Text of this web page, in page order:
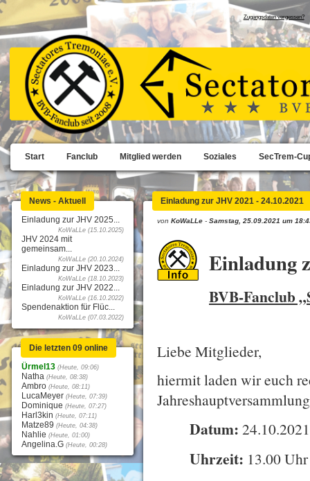
Zugangsdaten vergessen?
Start Fanclub Mitglied werden Soziales SecTrem-
News - Aktuell
Einladung zur JHV 2025...
KoWaLLe (15.10.2025)
JHV 2024 mit
gemeinsam...
KoWaLLe (20.10.2024)
Einladung zur JHV 2023...
KoWaLLe (18.10.2023)
Einladung zur JHV 2022...
KoWaLLe (16.10.2022)
Spendenaktion für Flüc...
KoWaLLe (07.03.2022)
Die letzten 09 online
Ürmel13 (Heute, 09:06)
Natha (Heute, 08:38)
Ambro (Heute, 08:11)
LucaMeyer (Heute, 07:39)
Dominique (Heute, 07:27)
Harl3kin (Heute, 07:11)
Matze89 (Heute, 04:38)
Nahlie (Heute, 01:00)
Angelina.G (Heute, 00:28)
Einladung zur JHV 2021 - 24.10.2021
von KoWaLLe - Samstag, 25.09.2021 um
Einladung
BVB-Fanclub
Liebe Mitglieder,
hiermit laden wir euch
Datum: 24.10.2021
Uhrzeit: 13.00 Uhr